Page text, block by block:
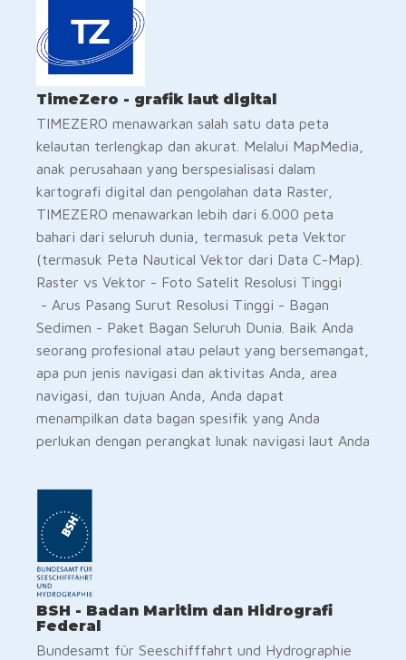
TimeZero - grafik laut digital
TIMEZERO menawarkan salah satu data peta
kelautan terlengkap dan akurat. Melalui MapMedia,
anak perusahaan yang berspesialisasi dalam
kartografi digital dan pengolahan data Raster,
TIMEZERO menawarkan lebih dari 6.000 peta
bahari dari seluruh dunia, termasuk peta Vektor
(termasuk Peta Nautical Vektor dari Data C-Map).
Raster vs Vektor - Foto Satelit Resolusi Tinggi
- Arus Pasang Surut Resolusi Tinggi - Bagan
Sedimen - Paket Bagan Seluruh Dunia. Baik Anda
seorang profesional atau pelaut yang bersemangat,
apa pun jenis navigasi dan aktivitas Anda, area
navigasi, dan tujuan Anda, Anda dapat
menampilkan data bagan spesifik yang Anda
perlukan dengan perangkat lunak navigasi laut Anda
BSH - Badan Maritim dan Hidrografi
Federal
Bundesamt für Seeschifffahrt und Hydrographie